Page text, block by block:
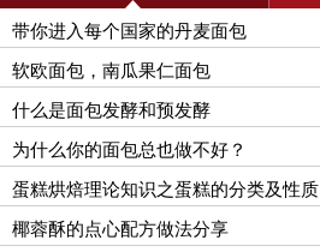
带你进入每个国家的丹麦面包
软欧面包，南瓜果仁面包
什么是面包发酵和预发酵
为什么你的面包总也做不好？
蛋糕烘焙理论知识之蛋糕的分类及性质
椰蓉酥的点心配方做法分享